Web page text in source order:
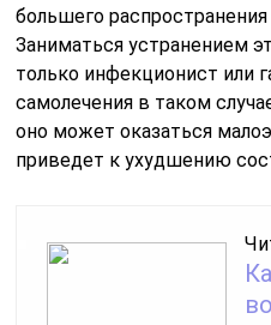
большего
Заниматься устранением
только инфекционист или
самолечения в таком
оно может оказаться
приведет к ухудшению